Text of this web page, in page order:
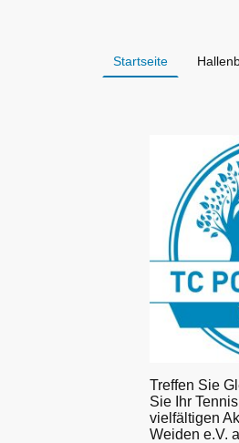
Startseite
Treffen Sie
Sie Ihr
vielfältigen
Weiden e.V.